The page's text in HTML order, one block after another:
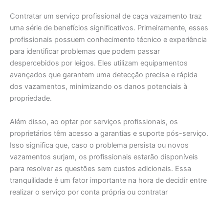
Contratar um serviço profissional de caça vazamento traz
uma série de benefícios significativos. Primeiramente, esses
profissionais possuem conhecimento técnico e experiência
para identificar problemas que podem passar
despercebidos por leigos. Eles utilizam equipamentos
avançados que garantem uma detecção precisa e rápida
dos vazamentos, minimizando os danos potenciais à
propriedade.
Além disso, ao optar por serviços profissionais, os
proprietários têm acesso a garantias e suporte pós-serviço.
Isso significa que, caso o problema persista ou novos
vazamentos surjam, os profissionais estarão disponíveis
para resolver as questões sem custos adicionais. Essa
tranquilidade é um fator importante na hora de decidir entre
realizar o serviço por conta própria ou contratar